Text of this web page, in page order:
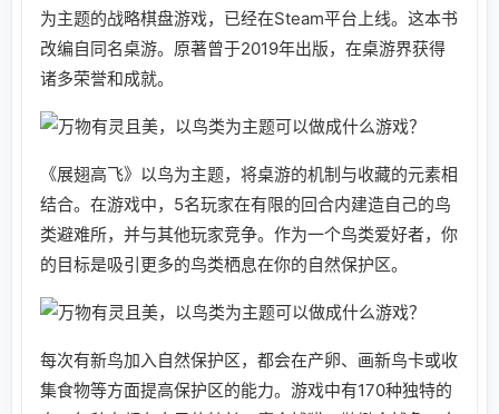
为主题的战略棋盘游戏，已经在Steam平台上线。这本书
改编自同名桌游。原著曾于2019年出版，在桌游界获得
诸多荣誉和成就。
《展翅高飞》以鸟为主题，将桌游的机制与收藏的元素相
结合。在游戏中，5名玩家在有限的回合内建造自己的鸟
类避难所，并与其他玩家竞争。作为一个鸟类爱好者，你
的目标是吸引更多的鸟类栖息在你的自然保护区。
每次有新鸟加入自然保护区，都会在产卵、画新鸟卡或收
集食物等方面提高保护区的能力。游戏中有170种独特的